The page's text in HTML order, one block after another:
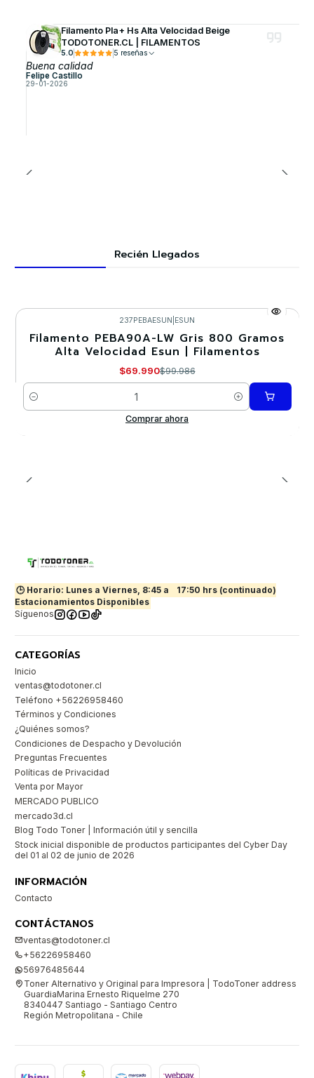
Filamento Pla+ Hs Alta Velocidad Beige
TODOTONER.CL | FILAMENTOS
5.0 5 reseñas
Buena calidad
Felipe Castillo
29-01-2026
Recién Llegados
-30%
237PEBAESUN ESUN
Filamento PEBA90A-LW Gris 800 Gramos
Alta Velocidad Esun | Filamentos
$69.990$99.986
Cantidad
Comprar ahora
🕒 Horario: Lunes a Viernes, 8:45 a
17:50 hrs (continuado)
Estacionamientos Disponibles
Síguenos
CATEGORÍAS
Inicio
ventas@todotoner.cl
Teléfono +56226958460
Términos y Condiciones
¿Quiénes somos?
Condiciones de Despacho y Devolución
Preguntas Frecuentes
Políticas de Privacidad
Venta por Mayor
MERCADO PUBLICO
mercado3d.cl
Blog Todo Toner | Información útil y sencilla
Stock inicial disponible de productos participantes del Cyber Day
del 01 al 02 de junio de 2026
INFORMACIÓN
Contacto
CONTÁCTANOS
ventas@todotoner.cl
+56226958460
56976485644
Toner Alternativo y Original para Impresora | TodoToner address
GuardiaMarina Ernesto Riquelme 270
8340447 Santiago - Santiago Centro
Región Metropolitana - Chile